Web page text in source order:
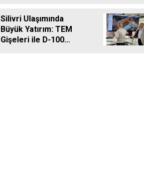
Silivri Ulaşımında
Büyük Yatırım: TEM
Gişeleri ile D-100